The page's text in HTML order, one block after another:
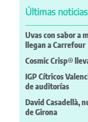
Últimas noticias
Uvas con sabor a
llegan a Carrefour
Cosmic Crisp®
IGP Cítricos
de auditorías
David Casadellà,
de Girona